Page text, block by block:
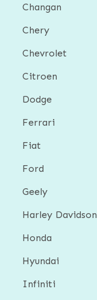
Changan
Chery
Chevrolet
Citroen
Dodge
Ferrari
Fiat
Ford
Geely
Harley Davidson
Honda
Hyundai
Infiniti